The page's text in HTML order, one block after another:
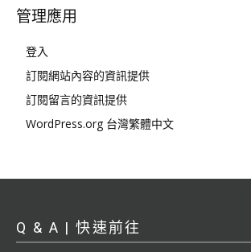
管理應用
登入
訂閱網站內容的資訊提供
訂閱留言的資訊提供
WordPress.org 台灣繁體中文
Q & A | 快速前往